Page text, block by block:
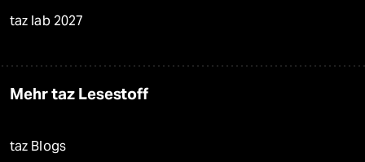
taz lab 2027
Mehr taz Lesestoff
taz Blogs